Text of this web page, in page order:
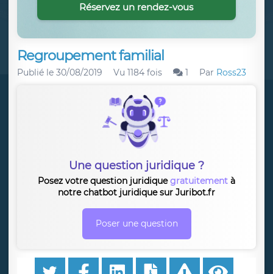
Regroupement familial
Publié le 30/08/2019 Vu 1184 fois 1 Par Ross23
Une question juridique ?
Posez votre question juridiquegratuitement à
notre chatbot juridique sur Juribot.fr
Poser une question
Réservez un rendez-vous